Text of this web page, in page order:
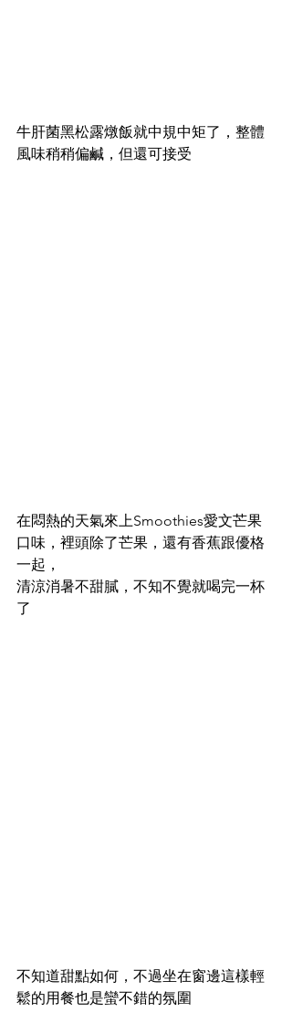
牛肝菌黑松露燉飯就中規中矩了，整體
風味稍稍偏鹹，但還可接受
在悶熱的天氣來上Smoothies愛文芒果
口味，裡頭除了芒果，還有香蕉跟優格
一起，
清涼消暑不甜膩，不知不覺就喝完一杯
了
不知道甜點如何，不過坐在窗邊這樣輕
鬆的用餐也是蠻不錯的氛圍